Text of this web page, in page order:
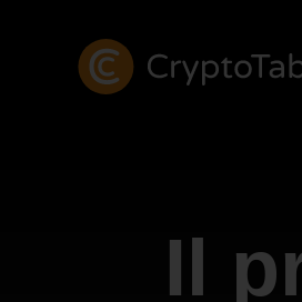
Il